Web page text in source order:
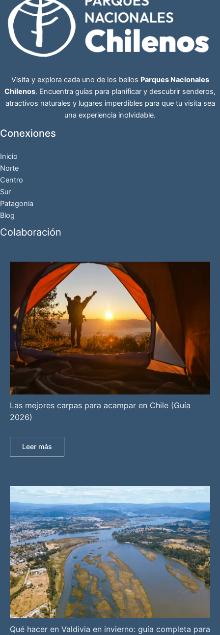
Visita y explora cada uno de los bellos Parques Nacionales
Chilenos. Encuentra guías para planificar y descubrir senderos,
atractivos naturales y lugares imperdibles para que tu visita sea
una experiencia inolvidable.
Conexiones
Inicio
Norte
Centro
Sur
Patagonia
Blog
Colaboración
Las mejores carpas para acampar en Chile (Guía
2026)
Leer más
Qué hacer en Valdivia en invierno: guía completa para